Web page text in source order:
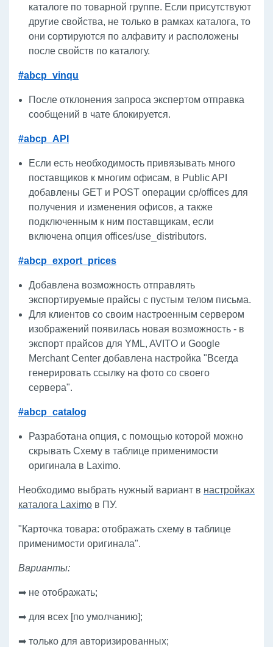
каталоге по товарной группе. Если присутствуют
другие свойства, не только в рамках каталога, то
они сортируются по алфавиту и расположены
после свойств по каталогу.
#abcp_vinqu
После отклонения запроса экспертом отправка
сообщений в чате блокируется.
#abcp_API
Если есть необходимость привязывать много
поставщиков к многим офисам, в Public API
добавлены GET и POST операции cp/offices для
получения и изменения офисов, а также
подключенным к ним поставщикам, если
включена опция offices/use_distributors.
#abcp_export_prices
Добавлена возможность отправлять
экспортируемые прайсы с пустым телом письма.
Для клиентов со своим настроенным сервером
изображений появилась новая возможность - в
экспорт прайсов для YML, AVITO и Google
Merchant Center добавлена настройка "Всегда
генерировать ссылку на фото со своего
сервера".
#abcp_catalog
Разработана опция, с помощью которой можно
скрывать Схему в таблице применимости
оригинала в Laximo.
Необходимо выбрать нужный вариант в настройках
каталога Laximo в ПУ.
"Карточка товара: отображать схему в таблице
применимости оригинала".
Варианты:
➡ не отображать;
➡ для всех [по умолчанию];
➡ только для авторизированных;